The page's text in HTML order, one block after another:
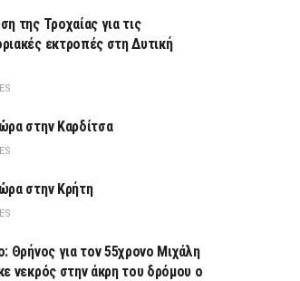
της Τροχαίας για τις
εκτροπές στη Δυτική
στην Καρδίτσα
στην Κρήτη
Θρήνος για τον 55χρονο Μιχάλη
νεκρός στην άκρη του δρόμου ο